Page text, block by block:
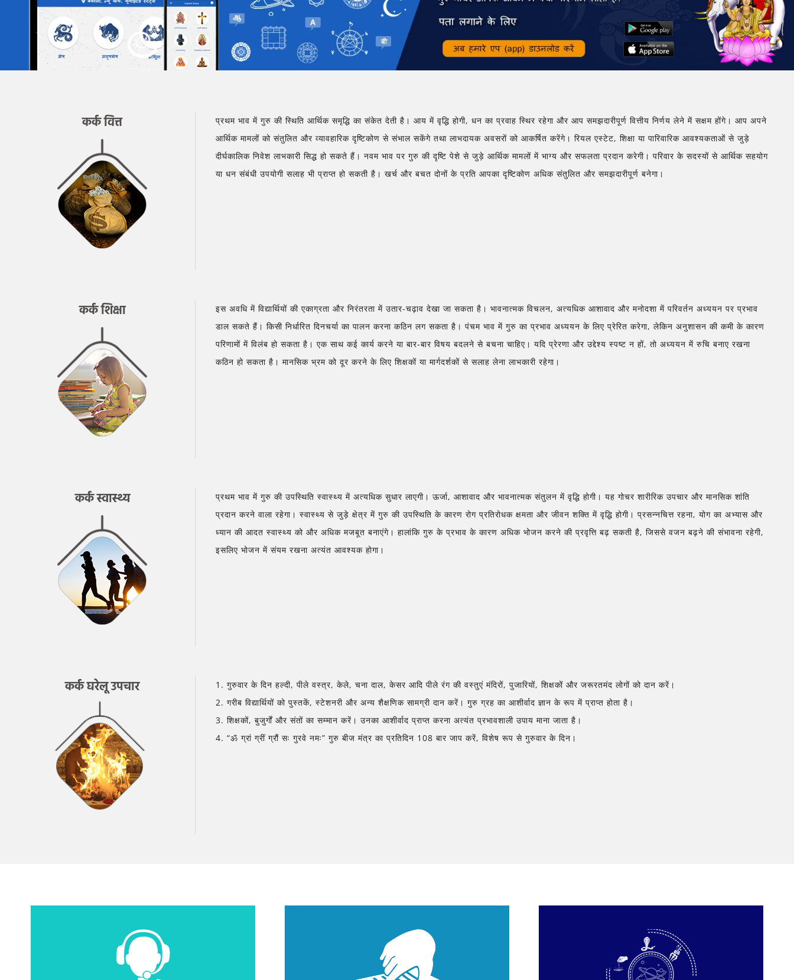
कर्क वित्त
प्रथम भाव में गुरु की स्थिति आर्थिक समृद्धि का संकेत देती है। आय में वृद्धि होगी, धन का प्रवाह स्थिर रहेगा और आप समझदारीपूर्ण वित्तीय निर्णय लेने में सक्षम होंगे। आप अपने
आर्थिक मामलों को संतुलित और व्यावहारिक दृष्टिकोण से संभाल सकेंगे तथा लाभदायक अवसरों को आकर्षित करेंगे। रियल एस्टेट, शिक्षा या पारिवारिक आवश्यकताओं से जुड़े
दीर्घकालिक निवेश लाभकारी सिद्ध हो सकते हैं। नवम भाव पर गुरु की दृष्टि पेशे से जुड़े आर्थिक मामलों में भाग्य और सफलता प्रदान करेगी। परिवार के सदस्यों से आर्थिक सहयोग
या धन संबंधी उपयोगी सलाह भी प्राप्त हो सकती है। खर्च और बचत दोनों के प्रति आपका दृष्टिकोण अधिक संतुलित और समझदारीपूर्ण बनेगा।
कर्क शिक्षा
इस अवधि में विद्यार्थियों की एकाग्रता और निरंतरता में उतार-चढ़ाव देखा जा सकता है। भावनात्मक विचलन, अत्यधिक आशावाद और मनोदशा में परिवर्तन अध्ययन पर प्रभाव
डाल सकते हैं। किसी निर्धारित दिनचर्या का पालन करना कठिन लग सकता है। पंचम भाव में गुरु का प्रभाव अध्ययन के लिए प्रेरित करेगा, लेकिन अनुशासन की कमी के कारण
परिणामों में विलंब हो सकता है। एक साथ कई कार्य करने या बार-बार विषय बदलने से बचना चाहिए। यदि प्रेरणा और उद्देश्य स्पष्ट न हों, तो अध्ययन में रुचि बनाए रखना
कठिन हो सकता है। मानसिक भ्रम को दूर करने के लिए शिक्षकों या मार्गदर्शकों से सलाह लेना लाभकारी रहेगा।
कर्क स्वास्थ्य
प्रथम भाव में गुरु की उपस्थिति स्वास्थ्य में अत्यधिक सुधार लाएगी। ऊर्जा, आशावाद और भावनात्मक संतुलन में वृद्धि होगी। यह गोचर शारीरिक उपचार और मानसिक शांति
प्रदान करने वाला रहेगा। स्वास्थ्य से जुड़े क्षेत्र में गुरु की उपस्थिति के कारण रोग प्रतिरोधक क्षमता और जीवन शक्ति में वृद्धि होगी। प्रसन्नचित्त रहना, योग का अभ्यास और
ध्यान की आदत स्वास्थ्य को और अधिक मजबूत बनाएंगे। हालांकि गुरु के प्रभाव के कारण अधिक भोजन करने की प्रवृत्ति बढ़ सकती है, जिससे वजन बढ़ने की संभावना रहेगी,
इसलिए भोजन में संयम रखना अत्यंत आवश्यक होगा।
कर्क घरेलू उपचार
1. गुरुवार के दिन हल्दी, पीले वस्त्र, केले, चना दाल, केसर आदि पीले रंग की वस्तुएं मंदिरों, पुजारियों, शिक्षकों और जरूरतमंद लोगों को दान करें।
2. गरीब विद्यार्थियों को पुस्तकें, स्टेशनरी और अन्य शैक्षणिक सामग्री दान करें। गुरु ग्रह का आशीर्वाद ज्ञान के रूप में प्राप्त होता है।
3. शिक्षकों, बुजुर्गों और संतों का सम्मान करें। उनका आशीर्वाद प्राप्त करना अत्यंत प्रभावशाली उपाय माना जाता है।
4. “ॐ ग्रां ग्रीं ग्रौं सः गुरवे नमः” गुरु बीज मंत्र का प्रतिदिन 108 बार जाप करें, विशेष रूप से गुरुवार के दिन।